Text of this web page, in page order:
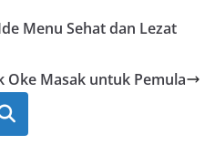
Menu Sehat dan Lezat
Oke Masak untuk Pemula